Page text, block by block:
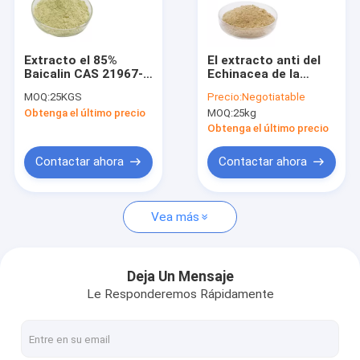
Contacto
extracto de la semilla del griffonia
Extracto de la fruta del monje
Polvo de Hongos Orgánicos
Tabletas de Chlorella Orgánica
Polvo de la hesperidina
Polvo de extracto de ginseng
Extracto el 85%
Baicalin CAS 21967-
del Scutellaria de la
medicina china
MOQ:25KGS
Obtenga el último precio
Contactar ahora
El extracto anti del
Echinacea de la
Chicoric el 1% ácido
el 4% CAS 70831-56-
0
Precio:Negotiatable
MOQ:25kg
Obtenga el último precio
Contactar ahora
Vea más
Deja Un Mensaje
Le Responderemos Rápidamente